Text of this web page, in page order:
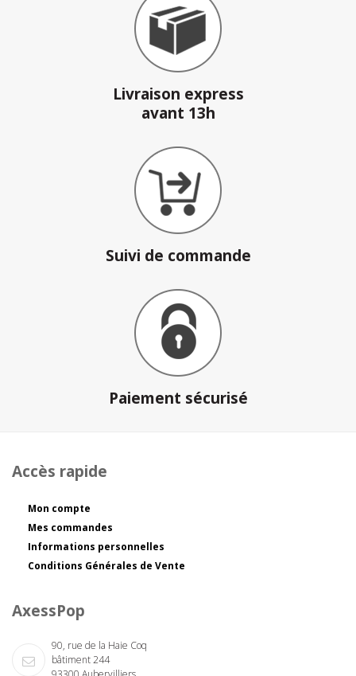
Livraison express
avant 13h
Suivi de commande
Paiement sécurisé
Accès rapide
Mon compte
Mes commandes
Informations personnelles
Conditions Générales de Vente
AxessPop
90, rue de la Haie Coq
bâtiment 244